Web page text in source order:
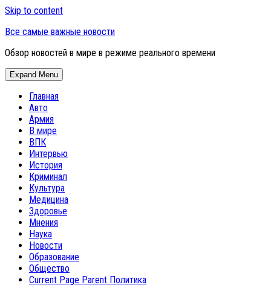
Skip to content
Все самые важные новости
Обзор новостей в мире в режиме реального времени
Expand Menu
Главная
Авто
Армия
В мире
ВПК
Интервью
История
Криминал
Культура
Медицина
Здоровье
Мнения
Наука
Новости
Образование
Общество
Current Page Parent Политика